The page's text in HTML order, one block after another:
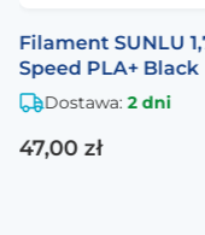
Filament SUNLU
Speed PLA+ Black
Dostawa:2 dni
47,00 zł